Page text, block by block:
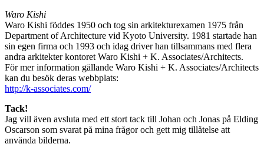
Waro Kishi
Waro Kishi föddes 1950 och tog sin arkitekturexamen 1975 från
Department of Architecture vid Kyoto University. 1981 startade han
sin egen firma och 1993 och idag driver han tillsammans med flera
andra arkitekter kontoret Waro Kishi + K. Associates/Architects.
För mer information gällande Waro Kishi + K. Associates/Architects
kan du besök deras webbplats:
http://k-associates.com/
Tack!
Jag vill även avsluta med ett stort tack till Johan och Jonas på Elding
Oscarson som svarat på mina frågor och gett mig tillåtelse att
använda bilderna.